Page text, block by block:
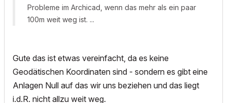
Probleme im Archicad, wenn das mehr als ein paar
100m weit weg ist. ...
Gute das ist etwas vereinfacht, da es keine
Geodätischen Koordinaten sind - sondern es gibt eine
Anlagen Null auf das wir uns beziehen und das liegt
i.d.R. nicht allzu weit weg.